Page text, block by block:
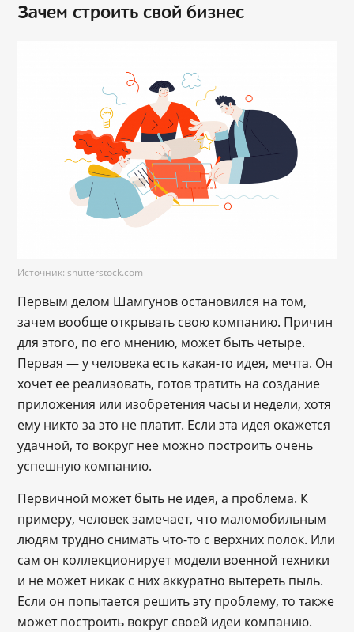
Зачем строить свой бизнес
Источник: shutterstock.com
Первым делом Шамгунов остановился на том,
зачем вообще открывать свою компанию. Причин
для этого, по его мнению, может быть четыре.
Первая ― у человека есть какая-то идея, мечта. Он
хочет ее реализовать, готов тратить на создание
приложения или изобретения часы и недели, хотя
ему никто за это не платит. Если эта идея окажется
удачной, то вокруг нее можно построить очень
успешную компанию.
Первичной может быть не идея, а проблема. К
примеру, человек замечает, что маломобильным
людям трудно снимать что-то с верхних полок. Или
сам он коллекционирует модели военной техники
и не может никак с них аккуратно вытереть пыль.
Если он попытается решить эту проблему, то также
может построить вокруг своей идеи компанию.